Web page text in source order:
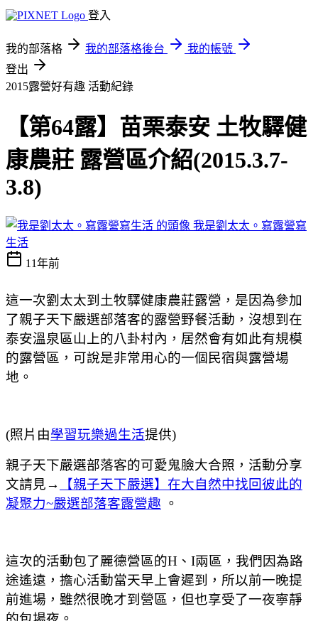
登入
我的部落格 我的部落格後台
我的帳號
登出
2015露營好有趣 活動紀錄
【第64露】苗栗泰安 土牧驛健
康農莊 露營區介紹(2015.3.7-
3.8)
我是劉太太。寫露營寫
生活
11年前
這一次劉太太到土牧驛健康農莊露營，是因為參加
了親子天下嚴選部落客的露營野餐活動 ，沒想到在
泰安溫泉區山上的八卦村內 ，居然會有如此有規模
的露營區 ，可說是非常用心的一個民宿與露營場
地。
(照片由學習玩樂過生活提供)
親子天下嚴選部落客的可愛鬼臉大合照 ，活動分享
文請見→
【親子天下嚴選】在大自然中找回彼此的
凝聚力~嚴選部落客露營趣 。
這次的活動包了麗德營區的H、I兩區 ，我們因為路
途遙遠 ，擔心活動當天早上會遲到 ，所以前一晚提
前進場 ，雖然很晚才到營區 ，但也享受了一夜寧靜